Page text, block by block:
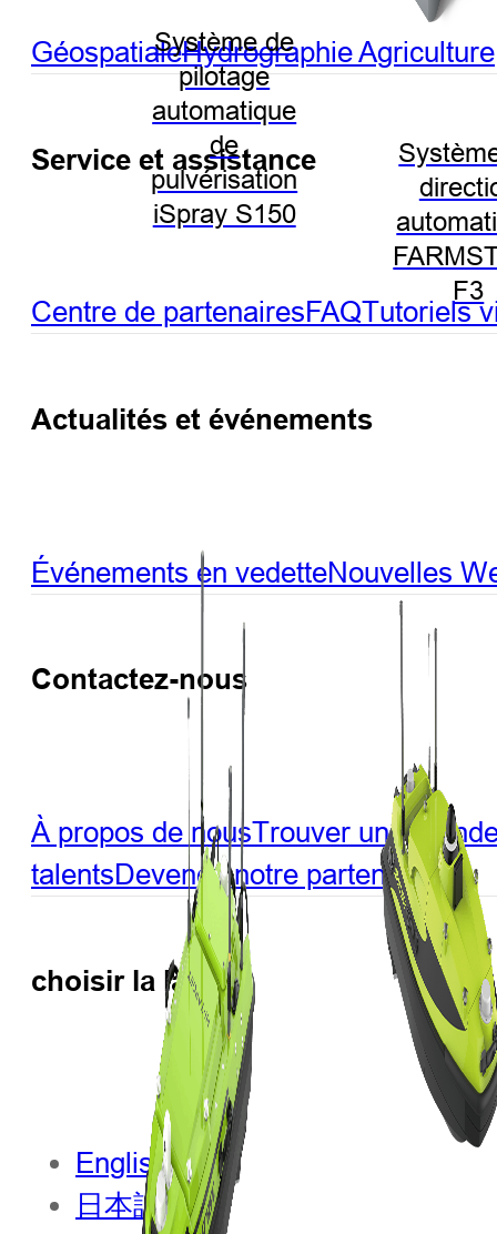
Système de
pilotage
automatique
de
pulvérisation
iSpray S150
F3
GéospatialeHydrographieAgriculture
Service et assistance
Centre de partenairesFAQTutoriels
Actualités et événements
Événements en vedetteNouvelles
Contactez-nous
À propos de nousTrouver un
talentsDevenez notre partenaire
choisir la langue
English
日本語